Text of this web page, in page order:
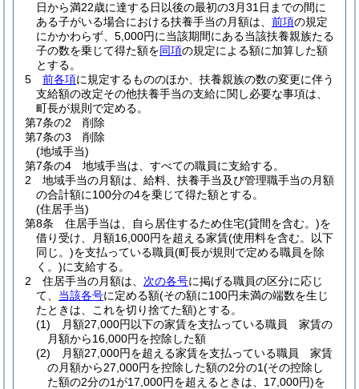
日から満22歳に達する日以後の最初の3月31日までの間に
ある子がいる場合における扶養手当の月額は、 前項の規定
にかかわらず、5,000円に当該期間にある当該扶養親族たる
子の数を乗じて得た額を同項の規定による額に加算した額
とする。
5
前各項に規定するもののほか、扶養親族の数の変更に伴う
支給額の改定その他扶養手当の支給に関し必要な事項は、
町長が規則で定める。
第7条の2
削除
第7条の3
削除
(地域手当)
第7条の4
地域手当は、すべての職員に支給する。
2
地域手当の月額は、給料、扶養手当及び管理職手当の月額
の合計額に100分の4を乗じて得た額とする。
(住居手当)
第8条
住居手当は、自ら居住するため住宅(貸間を含む。)を
借り受け、月額16,000円を超える家賃(使用料を含む。以下
同じ。)を支払っている職員(町長が規則で定める職員を除
く。)に支給する。
2
住居手当の月額は、 次の各号に掲げる職員の区分に応じ
て、 当該各号に定める額(その額に100円未満の端数を生じ
たときは、これを切り捨てた額)とする。
(1)
月額27,000円以下の家賃を支払っている職員 家賃の
月額から16,000円を控除した額
(2)
月額27,000円を超える家賃を支払っている職員 家賃
の月額から27,000円を控除した額の2分の1(その控除し
た額の2分の1が17,000円を超えるときは、17,000円)を